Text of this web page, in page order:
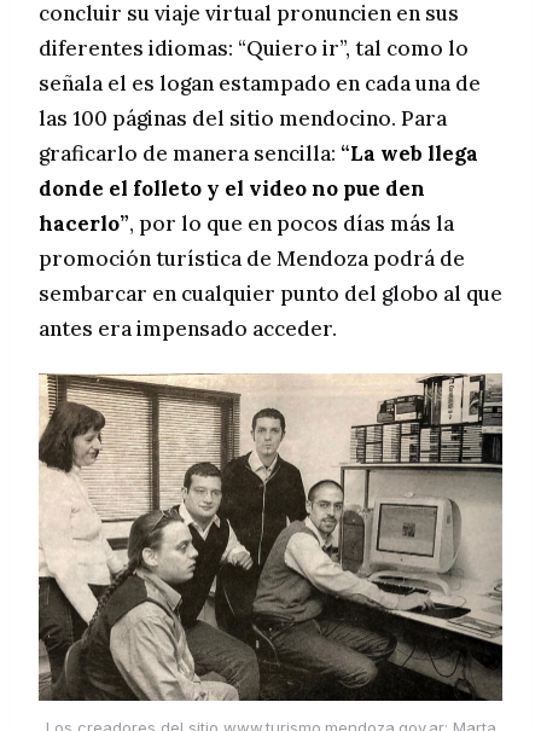
concluir su viaje virtual pronuncien en sus
diferentes idiomas: “Quiero ir”, tal como lo
señala el es logan estampado en cada una de
las 100 páginas del sitio mendocino. Para
graficarlo de manera sencilla: “La web llega
donde el folleto y el video no pue den
hacerlo”, por lo que en pocos días más la
promoción turística de Mendoza podrá de
sembarcar en cualquier punto del globo al que
antes era impensado acceder.
Los creadores del sitio www.turismo.mendoza.gov.ar: Marta